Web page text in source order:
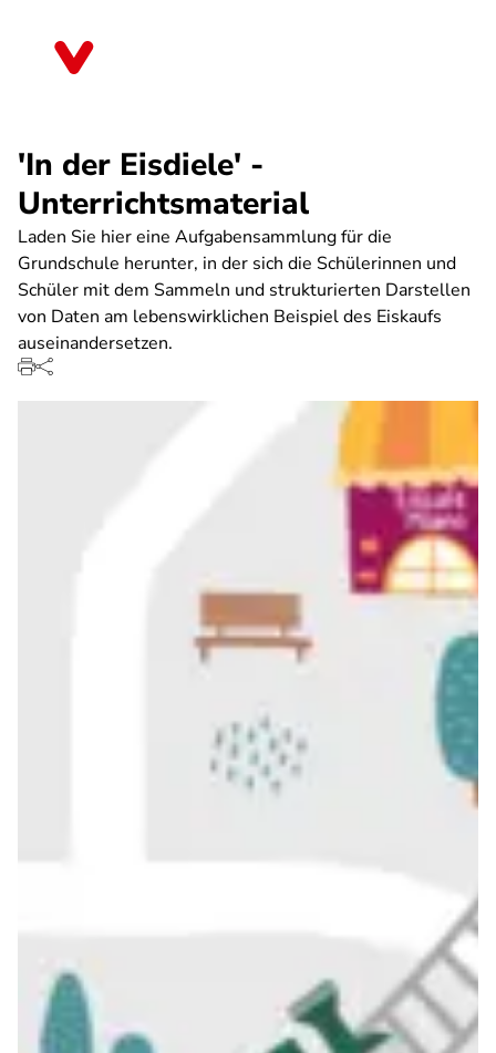
'In der Eisdiele' -
Unterrichtsmaterial
Laden Sie hier eine Aufgabensammlung für die
Grundschule herunter, in der sich die Schülerinnen und
Schüler mit dem Sammeln und strukturierten Darstellen
von Daten am lebenswirklichen Beispiel des Eiskaufs
auseinandersetzen.